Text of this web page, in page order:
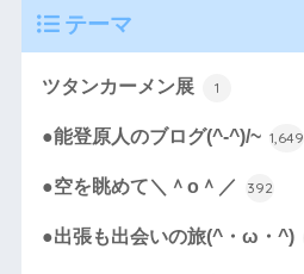
テーマ
ツタンカーメン展 1
●能登原人のブログ(^-^)/~ 1,649
●空を眺めて＼＾o＾／ 392
●出張も出会いの旅(^・ω・^)